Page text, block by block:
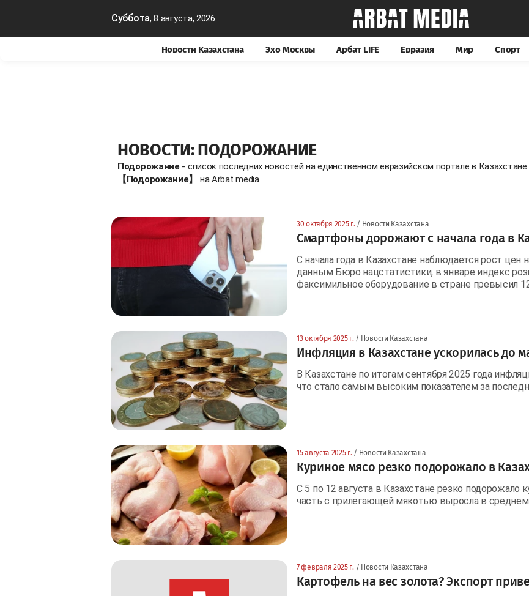
Суббота, 8 августа, 2026
Новости Казахстана Эхо Москвы Арбат LIFE Евразия Мир Спорт
НОВОСТИ: ПОДОРОЖАНИЕ
Подорожание - список последних новостей на единственном евразийском портале в
【Подорожание】
на Arbat media
30 октября 2025 г. / Новости Казахстана
Смартфоны дорожают с начала года в
С начала года в Казахстане наблюдается рост
данным Бюро нацстатистики, в январе индекс
факсимильное оборудование в стране превысил
13 октября 2025 г. / Новости Казахстана
Инфляция в Казахстане ускорилась до
В Казахстане по итогам сентября 2025 года
что стало самым высоким показателем за
15 августа 2025 г. / Новости Казахстана
Куриное мясо резко подорожало в
С 5 по 12 августа в Казахстане резко подорожало
часть с прилегающей мякотью выросла в среднем
7 февраля 2025 г. / Новости Казахстана
Картофель на вес золота? Экспорт